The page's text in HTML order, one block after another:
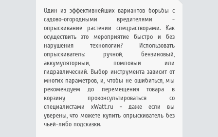
Один из эффективнейших вариантов борьбы с
садово-огородными вредителями -
опрыскивание растений спецрастворами. Как
осуществить это мероприятие быстро и без
нарушения технологии? Использовать
опрыскиватель: ручной, бензиновый,
аккумуляторный, помповый или
гидравлический. Выбор инструмента зависит от
многих параметров, и, чтобы не ошибиться, мы
рекомендуем до перемещения товара в
корзину проконсультироваться со
специалистами xWatt.ru - даже если вы
уверены, что можете купить опрыскиватель без
чьей-либо подсказки.